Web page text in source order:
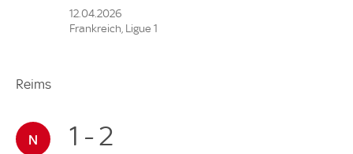
12.04.2026
Frankreich, Ligue 1
Reims
1 - 2